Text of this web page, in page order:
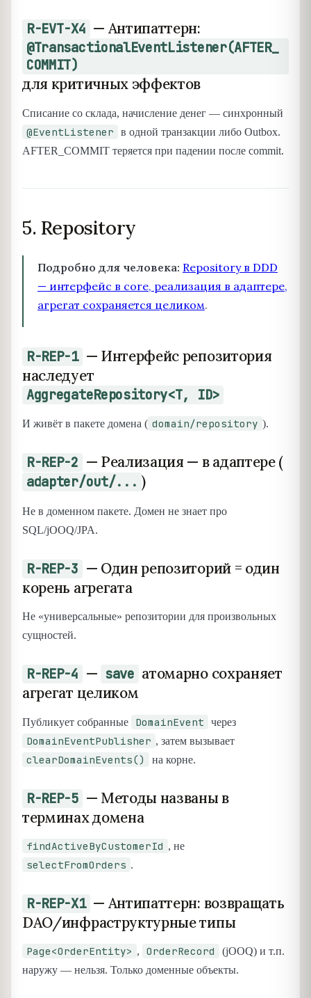
R-EVT-X4 — Антипаттерн:
@TransactionalEventListener(AFTER_
COMMIT)
для критичных эффектов
Списание со склада, начисление денег — синхронный
@EventListener
в одной транзакции либо Outbox.
AFTER_COMMIT теряется при падении после commit.
5. Repository
Подробно для человека: Repository в DDD
— интерфейс в core, реализация в адаптере,
агрегат сохраняется целиком.
R-REP-1 — Интерфейс репозитория
наследует
AggregateRepository<T, ID>
И живёт в пакете домена ( domain/repository ).
R-REP-2 — Реализация — в адаптере (
adapter/out/... )
Не в доменном пакете. Домен не знает про
SQL/jOOQ/JPA.
R-REP-3 — Один репозиторий = один
корень агрегата
Не «универсальные» репозитории для произвольных
сущностей.
R-REP-4 — save атомарно сохраняет
агрегат целиком
Публикует собранные DomainEvent через
DomainEventPublisher , затем вызывает
clearDomainEvents() на корне.
R-REP-5 — Методы названы в
терминах домена
findActiveByCustomerId , не
selectFromOrders .
R-REP-X1 — Антипаттерн: возвращать
DAO/инфраструктурные типы
Page<OrderEntity> , OrderRecord
(jOOQ) и т.п.
наружу — нельзя. Только доменные объекты.